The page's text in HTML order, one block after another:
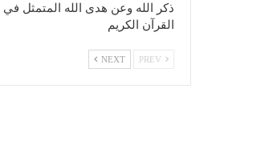
ذكر الله وعن هدى الله المتمثل في
القرآن الكريم
NEXT